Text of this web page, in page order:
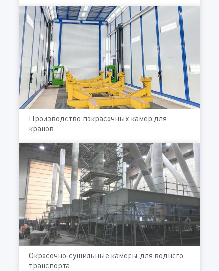
Производство покрасочных камер для
кранов
Окрасочно-сушильные камеры для водного
транспорта